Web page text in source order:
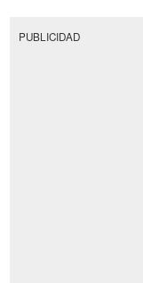
PUBLICIDAD